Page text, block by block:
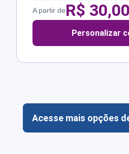
A partir deR$ 30,00
Personalizar
Acesse mais opções